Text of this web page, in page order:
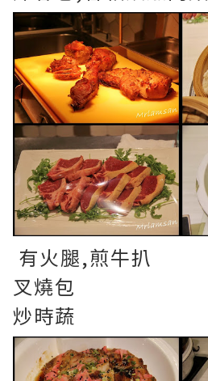
有火腿,煎牛扒
叉燒包
炒時蔬